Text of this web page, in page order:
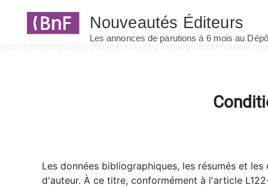
Les données bibliographiques, les résumés et
d'auteur. À ce titre, conformément à l'article